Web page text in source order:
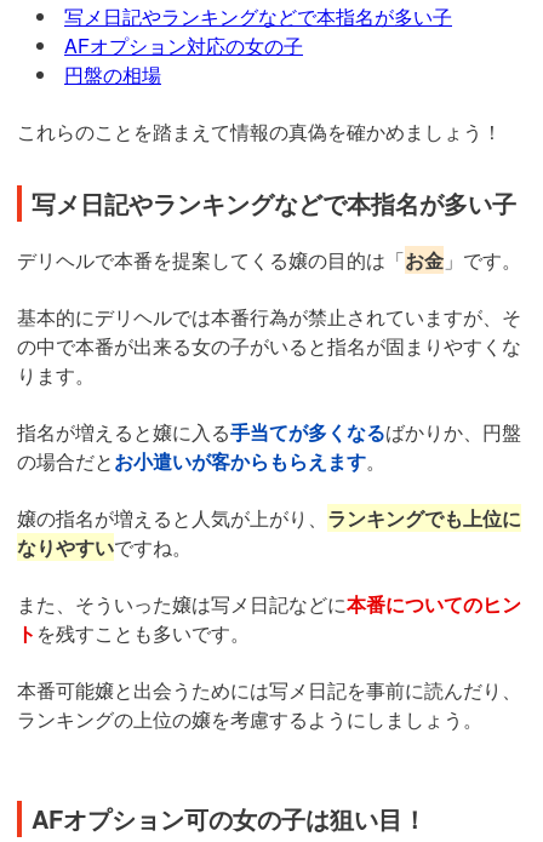
写メ日記やランキングなどで本指名が多い子
AFオプション対応の女の子
円盤の相場
これらのことを踏まえて情報の真偽を確かめましょう！
写メ日記やランキングなどで本指名が多い子
デリヘルで本番を提案してくる嬢の目的は「お金 」です。
基本的にデリヘルでは本番行為が禁止されていますが、そ
の中で本番が出来る女の子がいると指名が固まりやすくな
ります。
指名が増えると嬢に入る手当てが多くなるばかりか、円盤
の場合だとお小遣いが客からもらえます。
嬢の指名が増えると人気が上がり、 ランキングでも上位に
なりやすいですね。
また、そういった嬢は写メ日記などに本番についてのヒン
ト を残すことも多いです。
本番可能嬢と出会うためには写メ日記を事前に読んだり、
ランキングの上位の嬢を考慮するようにしましょう。
AFオプション可の女の子は狙い目！